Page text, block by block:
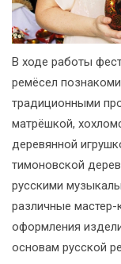
В ходе работы
ремёсел
традиционными
матрёшкой,
деревянной
тимоновской
русскими
различные мастер-
оформления
основам русской